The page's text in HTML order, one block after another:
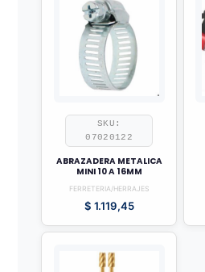
SKU:
07020122
ABRAZADERA METALICA
MINI 10 A 16MM
FERRETERIA/HERRAJES
$ 1.119,45